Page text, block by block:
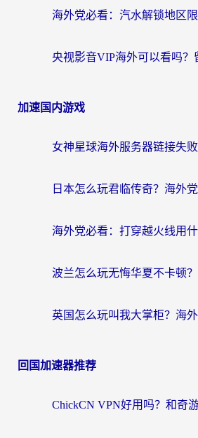
加速国内游戏
回国加速器推荐